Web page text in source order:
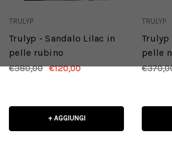
TRULYP
Trulyp - Sandalo Lilac in
pelle rubino
€380,00 €120,00
+ AGGIUNGI
TRULYP
Trulyp
pelle